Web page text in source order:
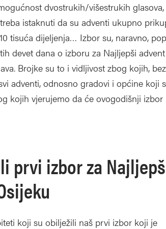
dvostrukih/višestrukih glasova,
istaknuti da su adventi ukupno
tisuća dijeljenja… Izbor su, naravno,
devet dana o izboru za Najljepši
Brojke su to i vidljivost zbog kojih, bez
adventi, odnosno gradovi i općine koji
kojih vjerujemo da će ovogodišnji izbor
prvi izbor za
koji su obilježili naš prvi izbor koji je